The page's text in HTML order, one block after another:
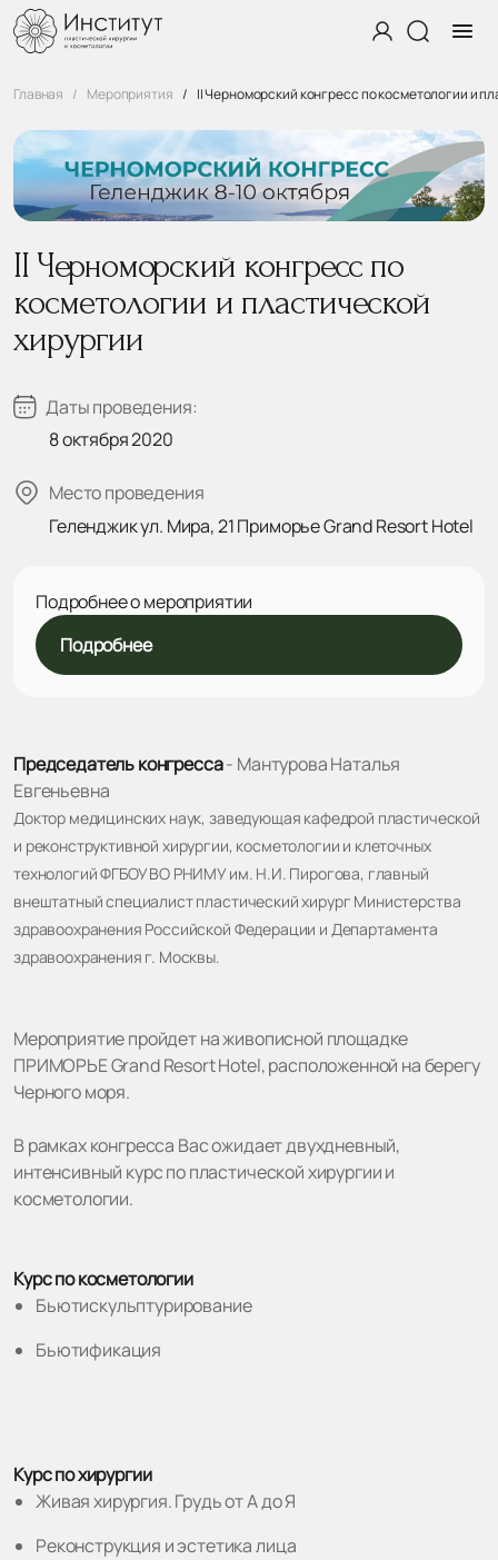
Главная Мероприятия II Черноморский конгресс по косметологии и
II Черноморский конгресс по
косметологии и пластической
хирургии
Даты проведения:
8 октября 2020
Место проведения
Геленджик ул. Мира, 21 Приморье Grand Resort Hotel
Подробнее о мероприятии
Подробнее
Председатель конгресса- Мантурова Наталья
Евгеньевна
Доктор медицинских наук, заведующая кафедрой пластической
и реконструктивной хирургии, косметологии и клеточных
технологий ФГБОУ ВО РНИМУ им. Н.И. Пирогова, главный
внештатный специалист пластический хирург Министерства
здравоохранения Российской Федерации и Департамента
здравоохранения г. Москвы.
Мероприятие пройдет на живописной площадке
ПРИМОРЬЕ Grand Resort Hotel, расположенной на берегу
Черного моря.
В рамках конгресса Вас ожидает двухдневный,
интенсивный курс по пластической хирургии и
косметологии.
Курс по косметологии
Бьютискульптурирование
Бьютификация
Курс по хирургии
Живая хирургия. Грудь от А до Я
Реконструкция и эстетика лица